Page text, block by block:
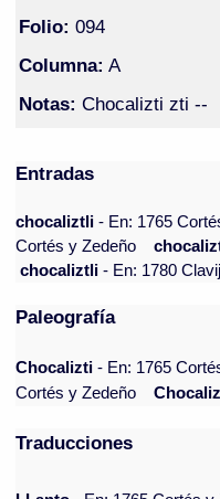
Folio: 094
Columna: A
Notas: Chocalizti zti --
Entradas
chocaliztli- En: 1765
Cortés y Zedeño
chocaliztli- En: 1780
Paleografía
Chocalizti - En: 1765
Cortés y Zedeño
Traducciones